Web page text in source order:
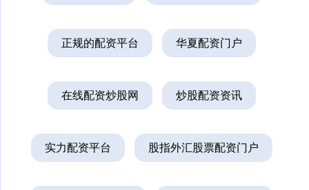
正规的配资平台 华夏配资门户
在线配资炒股网 炒股配资资讯
实力配资平台 股指外汇股票配资门户